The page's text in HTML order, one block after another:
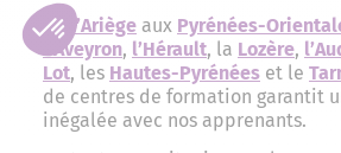
De l’Ariège aux Pyrénées-
‘Aveyron, l’Hérault, la Lozère, l’
Lot, les Hautes-Pyrénées et le
de centres de formation garantit
inégalée avec nos apprenants.